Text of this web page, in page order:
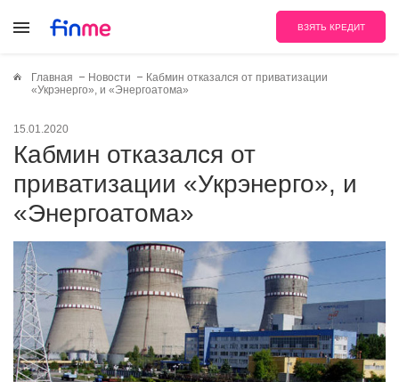
ВЗЯТЬ КРЕДИТ
Главная Новости
Кабмин отказался от приватизации
«Укрэнерго», и «Энергоатома»
15.01.2020
Кабмин отказался от
приватизации «Укрэнерго», и
«Энергоатома»